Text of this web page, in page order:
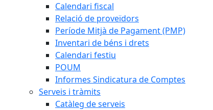
Calendari fiscal
Relació de proveïdors
Període Mitjà de Pagament (PMP)
Inventari de béns i drets
Calendari festiu
POUM
Informes Sindicatura de Comptes
Serveis i tràmits
Catàleg de serveis